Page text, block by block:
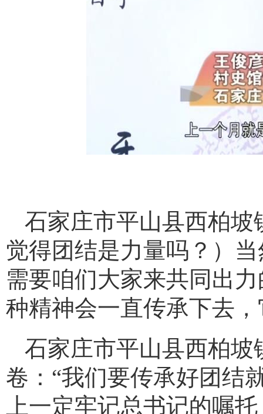
石家庄市平山县西柏坡
觉得团结是力量吗？）
需要咱们大家来共同出
种精神会一直传承下去
石家庄市平山县西柏
卷：“我们要传承好团结
上一定牢记总书记的嘱